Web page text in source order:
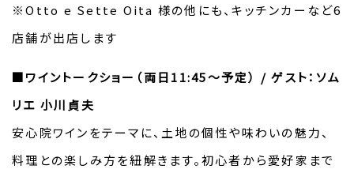
※Otto e Sette Oita 様の他にも、キッチンカーなど6
店舗が出店します
■ワイントークショー（両日11:45～予定） / ゲスト：ソム
リエ 小川貞夫
安心院ワインをテーマに、土地の個性や味わいの魅力、
料理との楽しみ方を紐解きます。初心者から愛好家まで